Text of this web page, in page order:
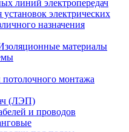
линий электропередач
электрических
назначения
материалы
монтажа
(ЛЭП)
и проводов